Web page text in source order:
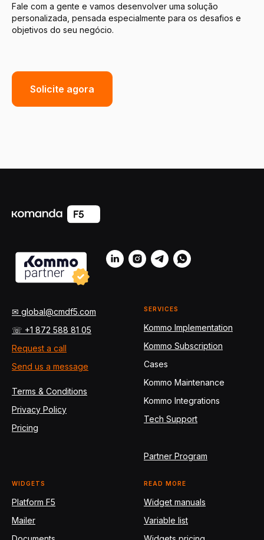
Fale com a gente e vamos desenvolver uma solução
personalizada, pensada especialmente para os desafios e
objetivos do seu negócio.
Solicite agora
✉ global@cmdf5.com
☏ +1 872 588 81 05
Request a call
Send us a message
Terms & Conditions
Privacy Policy
Pricing
SERVICES
Kommo Implementation
Kommo Subscription
Cases
Kommo Maintenance
Kommo Integrations
Tech Support
Partner Program
WIDGETS
Platform F5
Mailer
READ MORE
Widget manuals
Variable list